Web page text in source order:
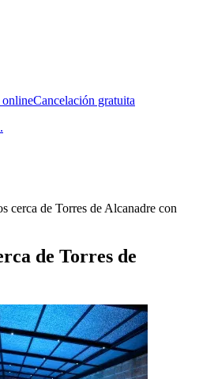
onlineCancelación gratuita
cerca de Torres de Alcanadre con
de Torres de